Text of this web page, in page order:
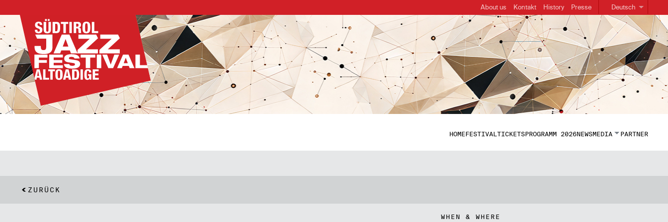
About us Kontakt History Presse Deutsch
HOMEFESTIVAL TICKETSPROGRAMM 2026NEWSMEDIA PARTNER
ZURÜCK
WHEN & WHERE